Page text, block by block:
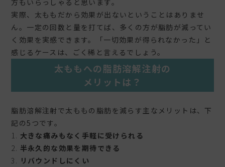
方もいらっしゃると思います。
実際、太ももだから効果が出ないということはありませ
ん。一定の回数と量を打てば、多くの方が脂肪が減ってい
く効果を実感できます。「一切効果が得られなかった」と
感じるケースは、ごく稀と言えるでしょう。
太ももへの脂肪溶解注射の
メリットは？
脂肪溶解注射で太ももの脂肪を減らす主なメリットは、下
記の5つです。
大きな痛みもなく手軽に受けられる
半永久的な効果を期待できる
リバウンドしにくい